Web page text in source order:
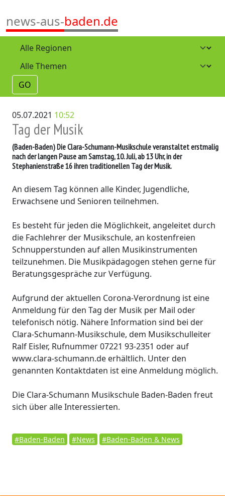
news-aus-baden.de
GO
05.07.2021 10:52
Tag der Musik
(Baden-Baden)Die Clara-Schumann-Musikschule veranstaltet erstmalig
nach der langen Pause am Samstag, 10. Juli, ab 13 Uhr, in der
Stephanienstraße 16 ihren traditionellen Tag der Musik.
An diesem Tag können alle Kinder, Jugendliche,
Erwachsene und Senioren teilnehmen.
Es besteht für jeden die Möglichkeit, angeleitet durch
die Fachlehrer der Musikschule, an kostenfreien
Schnupperstunden auf allen Musikinstrumenten
teilzunehmen. Die Musikpädagogen stehen gerne für
Beratungsgespräche zur Verfügung.
Aufgrund der aktuellen Corona-Verordnung ist eine
Anmeldung für den Tag der Musik per Mail oder
telefonisch nötig. Nähere Information sind bei der
Clara-Schumann-Musikschule, dem Musikschulleiter
Ralf Eisler, Rufnummer 07221 93-2351 oder auf
www.clara-schumann.de erhältlich. Unter den
genannten Kontaktdaten ist eine Anmeldung möglich.
Die Clara-Schumann Musikschule Baden-Baden freut
sich über alle Interessierten.
#Baden-Baden #News #Baden-Baden & News